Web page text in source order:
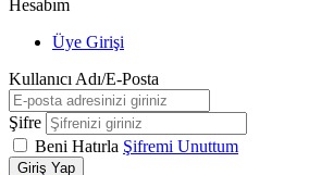
Hesabım
Üye Girişi
Kullanıcı Adı/E-Posta
Şifre
Beni Hatırla Şifremi Unuttum
Giriş Yap